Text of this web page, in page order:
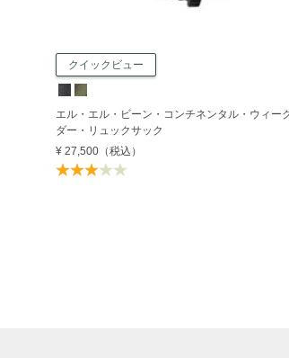
クイックビュー
エル・エル・ビーン・コンチネンタル・ウィー
ダー・リュックサック
¥ 27,500 （税込）